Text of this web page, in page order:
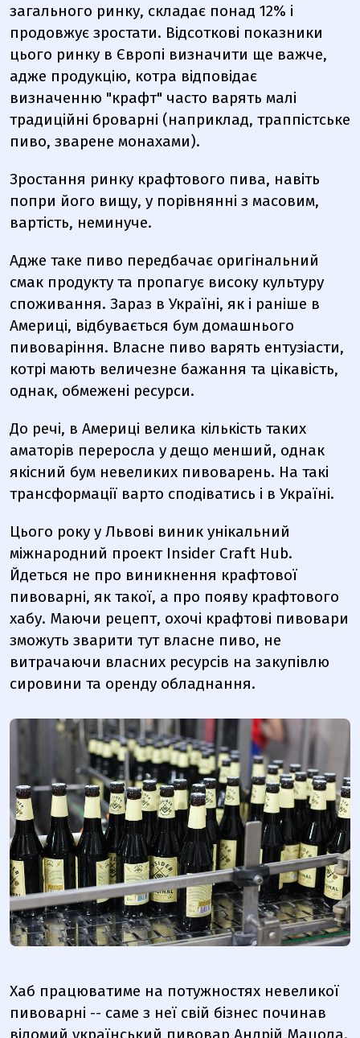
загального ринку, складає понад 12% і
продовжує зростати. Відсоткові показники
цього ринку в Європі визначити ще важче,
адже продукцію, котра відповідає
визначенню "крафт" часто варять малі
традиційні броварні (наприклад, траппістське
пиво, зварене монахами).
Зростання ринку крафтового пива, навіть
попри його вищу, у порівнянні з масовим,
вартість, неминуче.
Адже таке пиво передбачає оригінальний
смак продукту та пропагує високу культуру
споживання. Зараз в Україні, як і раніше в
Америці, відбувається бум домашнього
пивоваріння. Власне пиво варять ентузіасти,
котрі мають величезне бажання та цікавість,
однак, обмежені ресурси.
До речі, в Америці велика кількість таких
аматорів переросла у дещо менший, однак
якісний бум невеликих пивоварень. На такі
трансформації варто сподіватись і в Україні.
Цього року у Львові виник унікальний
міжнародний проект Insider Craft Hub.
Йдеться не про виникнення крафтової
пивоварні, як такої, а про появу крафтового
хабу. Маючи рецепт, охочі крафтові пивовари
зможуть зварити тут власне пиво, не
витрачаючи власних ресурсів на закупівлю
сировини та оренду обладнання.
Хаб працюватиме на потужностях невеликої
пивоварні -- саме з неї свій бізнес починав
відомий український пивовар Андрій Мацола.